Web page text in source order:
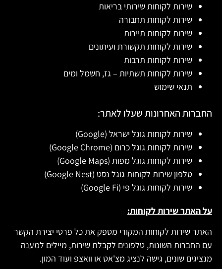
שירות לקוחות שירותי בריאות
שירות לקוחות תחבורה
שירות לקוחות תיירות
שירות לקוחות תקשורת ועיתונים
שירות לקוחות תרבות
שירות לקוחות תשתיות – גז, חשמל ומים
תנאי שימוש
החברות האחרונות שעלו לאתר:
שירות לקוחות גוגל ישראל (Google)
שירות לקוחות גוגל כרום (Google Chrome)
שירות לקוחות גוגל מפות (Google Maps)
טלפון שירות לקוחות גוגל נסט (Google Nest)
שירות לקוחות גוגל פי (Google Fi)
על האתר שירות לקוחות:
האתר שירות לקוחות המקורי מספק את כל פרטי יצירת הקשר
עם החברות השונות, טלפונים לקבלת שירות, מיילים למענה
מנציגים שונים, גישה לנציג מצ'אט או וואצפ ועוד המון.